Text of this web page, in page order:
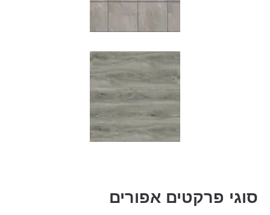
סוגי פרקטים אפורים